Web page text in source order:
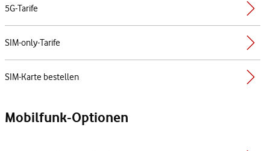
5G-Tarife
SIM-only-Tarife
SIM-Karte bestellen
Mobilfunk-Optionen